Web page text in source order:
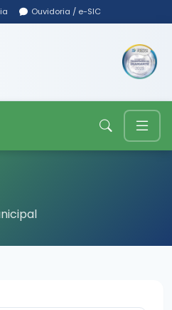
Ouvidoria / e-SIC